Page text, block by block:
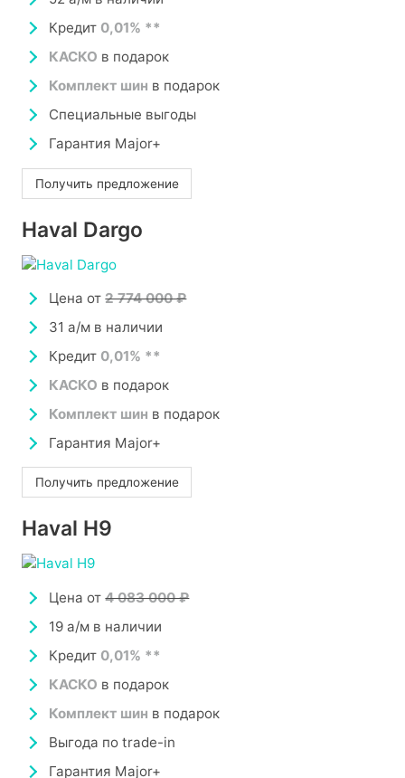
Кредит 0,01% **
КАСКО в подарок
Комплект шин в подарок
Специальные выгоды
Гарантия Major+
Получить предложение
Haval Dargo
Цена от2 774 000 ₽
31 а/м в наличии
Кредит 0,01% **
КАСКО в подарок
Комплект шин в подарок
Гарантия Major+
Получить предложение
Haval H9
Цена от4 083 000 ₽
19 а/м в наличии
Кредит 0,01% **
КАСКО в подарок
Комплект шин в подарок
Выгода по trade-in
Гарантия Major+